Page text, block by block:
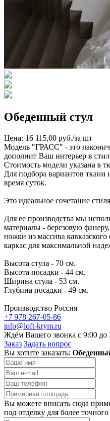
Обеденный стул
Цена: 16 115,00 руб./за шт
Модель "ГРАСС" - это
дополнит Ваш интерьер в
Стоимость модели указана в
Для подбора вариантов
время суток.
Это идеальное сочетание
Для ее производства мы
материалы - березовую
ножки из массива
каркас для максимальной
Высота стула - 70 см.
Высота посадки - 44 см.
Ширина стула - 53 см.
Глубина посадки - 49 см.
Производство Россия
+7 978 267-05-86
info@loft-krym.ru
Ждём Вашего звонка с 9:00 до
Заказ Задать вопрос
Вы хотите заказать:
Вы можете вписать сюда
под отделку для более точного